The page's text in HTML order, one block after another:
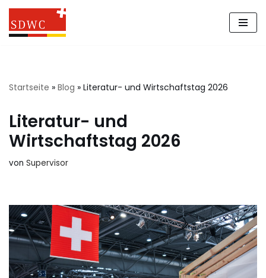
Zum
Startseite » Blog » Literatur- und Wirtschaftstag 2026
Literatur- und
Wirtschaftstag 2026
von Supervisor